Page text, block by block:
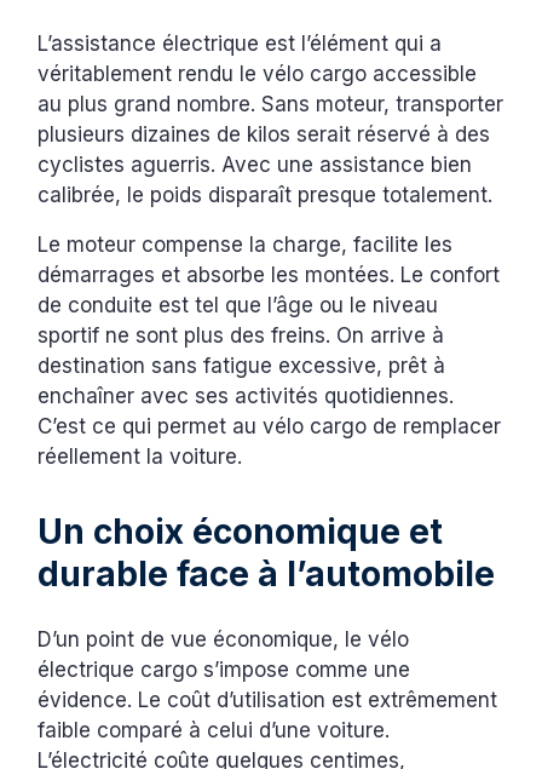
L’assistance électrique est l’élément qui a
véritablement rendu le vélo cargo accessible
au plus grand nombre. Sans moteur, transporter
plusieurs dizaines de kilos serait réservé à des
cyclistes aguerris. Avec une assistance bien
calibrée, le poids disparaît presque totalement.
Le moteur compense la charge, facilite les
démarrages et absorbe les montées. Le confort
de conduite est tel que l’âge ou le niveau
sportif ne sont plus des freins. On arrive à
destination sans fatigue excessive, prêt à
enchaîner avec ses activités quotidiennes.
C’est ce qui permet au vélo cargo de remplacer
réellement la voiture.
Un choix économique et
durable face à l’automobile
D’un point de vue économique, le vélo
électrique cargo s’impose comme une
évidence. Le coût d’utilisation est extrêmement
faible comparé à celui d’une voiture.
L’électricité coûte quelques centimes,